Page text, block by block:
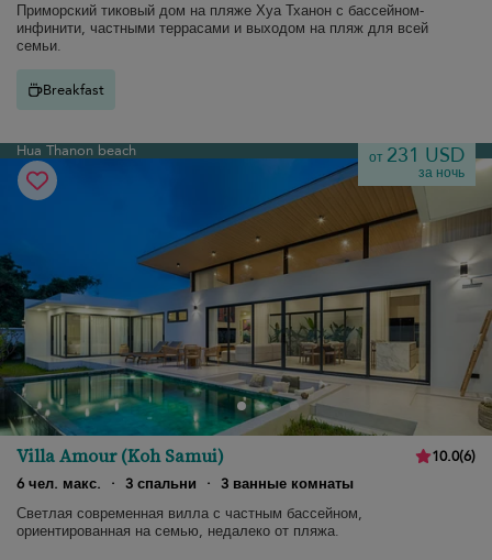
Приморский тиковый дом на пляже Хуа Тханон с бассейном-
инфинити, частными террасами и выходом на пляж для всей
семьи.
Breakfast
Hua Thanon beach от 231 USD
за ночь
Villa Amour (Koh Samui) 10.0(6)
6 чел. макс.
· 3 спальни · 3 ванные комнаты
Светлая современная вилла с частным бассейном,
ориентированная на семью, недалеко от пляжа.